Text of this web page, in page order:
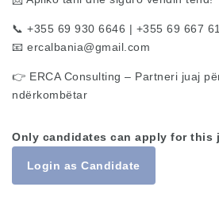
📞 +355 69 930 6646 | +355 69 667
📧 ercalbania@gmail.com
👉 ERCA Consulting – Partneri juaj
ndërkombëtar
Only candidates can apply for this
Login as Candidate